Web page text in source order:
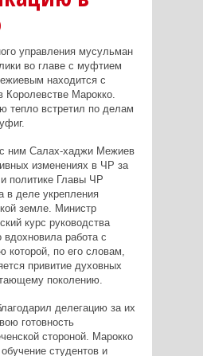
управления мусульман
во главе с муфтием
находится с
Королевстве Марокко.
тепло встретил по делам
ним Салах-хаджи Межиев
изменениях в ЧР за
политике Главы ЧР
в деле укрепления
земле. Министр
курс руководства
вдохновила работа с
по его словам,
привитие духовных
поколению.
делегацию за их
готовность
стороной. Марокко
студентов и